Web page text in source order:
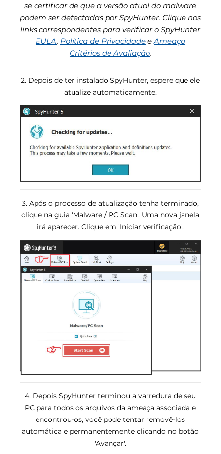
se certificar de que a versão atual do malware
podem ser detectadas por SpyHunter. Clique nos
links correspondentes para verificar o SpyHunter
EULA, Política de PrivacidadeeAmeaça
Critérios de Avaliação.
2. Depois de ter instalado SpyHunter, espere que ele
atualize automaticamente.
3. Após o processo de atualização tenha terminado,
clique na guia 'Malware / PC Scan'. Uma nova janela
irá aparecer. Clique em 'Iniciar verificação'.
4. Depois SpyHunter terminou a varredura de seu
PC para todos os arquivos da ameaça associada e
encontrou-os, você pode tentar removê-los
automática e permanentemente clicando no botão
'Avançar'.